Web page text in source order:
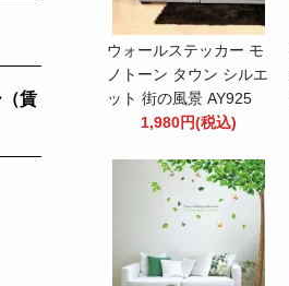
賃
ウォールステッカー モ
ノトーン タウン シルエ
ット 街の風景 AY925
1,980円(税込)